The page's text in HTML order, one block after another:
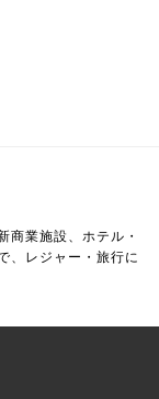
商業施設、ホテル・
、レジャー・旅行に